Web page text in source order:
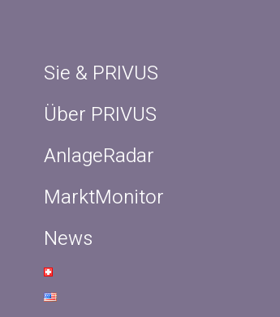
Sie & PRIVUS
Über PRIVUS
AnlageRadar
MarktMonitor
News